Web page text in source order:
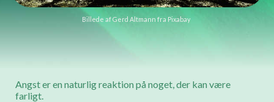
Billede afGerd Altmann fra Pixabay
Angst er en naturlig reaktion på noget, der kan være
farligt.